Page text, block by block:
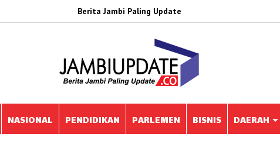
Berita Jambi Paling Update
NASIONAL PENDIDIKAN PARLEMEN BISNIS DAERAH